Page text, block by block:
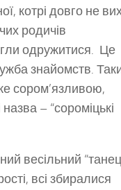
котрі довго не
родичів
одружитися. Це
знайомств.
сором’язливою,
– “сороміцькі
весільний
всі збиралися